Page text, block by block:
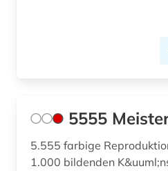
einblattholzschnitt (1)
5555
5.555 farbige
1.000 bildenden